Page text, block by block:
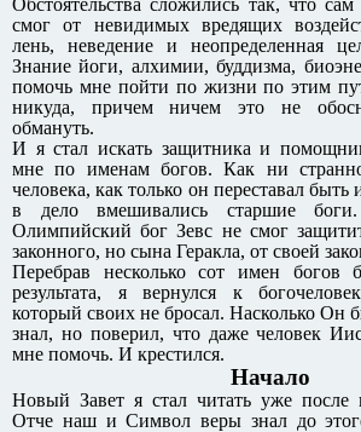
Обстоятельства сложились так, что
смог от невидимых вредящих
лень, неведение и неопределенная
Знание йоги, алхимии, буддизма,
помочь мне пойти по жизни по этим
никуда, причем ничем это не
обмануть.
И я стал искать защитника и
мне по именам богов. Как ни
человека, как только он переставал
в дело вмешивались старшие
Олимпийский бог Зевс не смог
законного, но сына Геракла, от своей
Перебрав несколько сот имен богов
результата, я вернулся к
который своих не бросал. Насколько Он
знал, но поверил, что даже человек
мне помочь. И крестился.
Начало
Новый Завет я стал читать уже после
Отче наш и Символ веры знал до